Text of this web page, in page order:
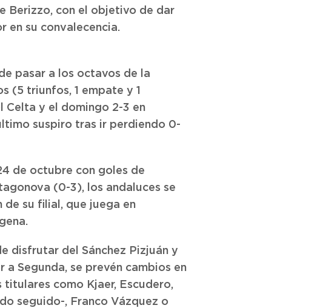
Berizzo, con el objetivo de dar
en su convalecencia.
pasar a los octavos de la
(5 triunfos, 1 empate y 1
Celta y el domingo 2-3 en
suspiro tras ir perdiendo 0-
de octubre con goles de
(0-3), los andaluces se
de su filial, que juega en
disfrutar del Sánchez Pizjuán y
Segunda, se prevén cambios en
como Kjaer, Escudero,
seguido-, Franco Vázquez o